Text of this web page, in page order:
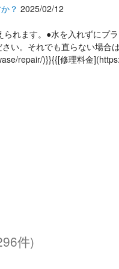
？ 2025/02/12
れます。●水を入れずにプ
い。それでも直らない場合
repair/)}}{{[修理料金
件)